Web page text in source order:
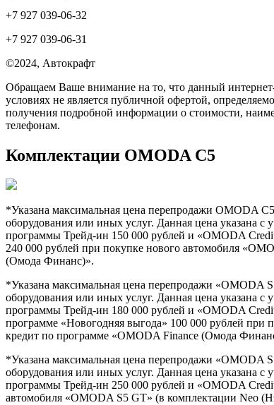
+7 927 039-06-32
+7 927 039-06-31
©2024, Автокрафт
Обращаем Ваше внимание на то, что данный
условиях не является публичной офертой,
получения подробной информации о стоимости,
телефонам.
Комплектации OMODA C5
*Указана максимальная цена перепродажи OMODA
оборудования или иных услуг. Данная цена указана с
программы Трейд-ин 150 000 рублей и «OMODA
240 000 рублей при покупке нового автомобиля
(Омода Финанс)».
*Указана максимальная цена перепродажи «OMODA
оборудования или иных услуг. Данная цена указана с
программы Трейд-ин 180 000 рублей и «OMODA
программе «Новогодняя выгода» 100 000 рублей
кредит по программе «OMODA Finance (Омода
*Указана максимальная цена перепродажи «OMODA
оборудования или иных услуг. Данная цена указана с
программы Трейд-ин 250 000 рублей и «OMODA
автомобиля «OMODA S5 GT» (в комплектации Neo